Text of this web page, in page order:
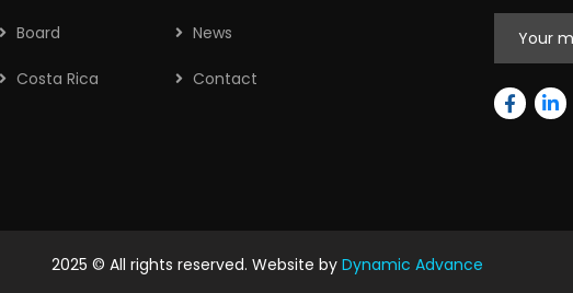
Board News
Costa Rica Contact
2025 © All rights reserved. Website by Dynamic Advance